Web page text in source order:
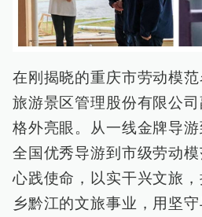
在刚揭晓的重庆市劳动模
旅游景区管理股份有限公
格外亮眼。从一线金牌导
全国优秀导游到市级劳动
心践使命，以实干兴文旅
乡黔江的文旅事业，用坚